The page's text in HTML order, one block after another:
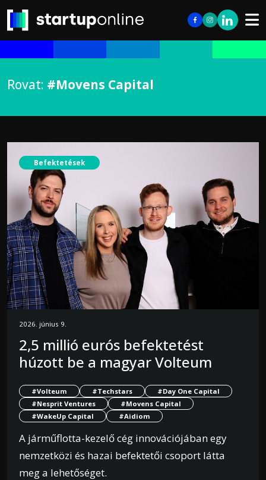
Rovat: #Movens Capital
Befektetések
2026. június 9.
2,5 millió eurós befektetést
húzott be a magyar Volteum
#Volteum #Techstars
#Day One Capital
#Nesprit Ventures
#Movens Capital
#WakeUp Capital
#Aidiom
A járműflotta-kezelő cég innovációjában egy
nemzetközi és hazai befektetői csoport látta
meg a lehetőséget.